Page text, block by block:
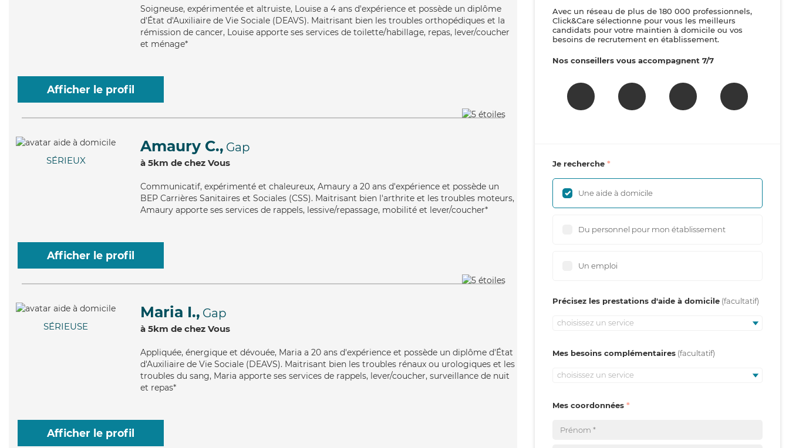
Soigneuse, expérimentée et altruiste, Louise a 4 ans d'expérience et possède un diplôme
d'État d'Auxiliaire de Vie Sociale (DEAVS). Maitrisant bien les troubles orthopédiques et la
rémission de cancer, Louise apporte ses services de toilette/habillage, repas, lever/coucher
et ménage*
Afficher le profil
SÉRIEUX
Amaury C., Gap
à 5km de chez Vous
Communicatif, expérimenté et chaleureux, Amaury a 20 ans d'expérience et possède un
BEP Carrières Sanitaires et Sociales (CSS). Maitrisant bien l'arthrite et les troubles moteurs,
Amaury apporte ses services de rappels, lessive/repassage, mobilité et lever/coucher*
Afficher le profil
SÉRIEUSE
Maria I., Gap
à 5km de chez Vous
Appliquée, énergique et dévouée, Maria a 20 ans d'expérience et possède un diplôme d'État
d'Auxiliaire de Vie Sociale (DEAVS). Maitrisant bien les troubles rénaux ou urologiques et les
troubles du sang, Maria apporte ses services de rappels, lever/coucher, surveillance de nuit
et repas*
Afficher le profil
Avec un réseau de plus de 180 000 professionnels,
Click&Care sélectionne pour vous les meilleurs
candidats pour votre maintien à domicile ou vos
besoins de recrutement en établissement.
Nos conseillers vous accompagnent 7/7
Je recherche
Une aide à domicile
Du personnel pour mon établissement
Un emploi
Précisez les prestations d'aide à domicile
choisissez un service
Mes besoins complémentaires
choisissez un service
Mes coordonnées